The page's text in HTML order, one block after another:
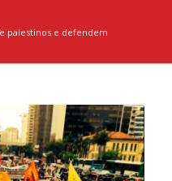
palestinos e defendem